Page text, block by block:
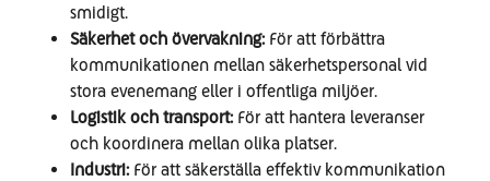
smidigt.
Säkerhet och övervakning:För att förbättra
kommunikationen mellan säkerhetspersonal vid
stora evenemang eller i offentliga miljöer.
Logistik och transport:För att hantera leveranser
och koordinera mellan olika platser.
Industri:För att säkerställa effektiv kommunikation